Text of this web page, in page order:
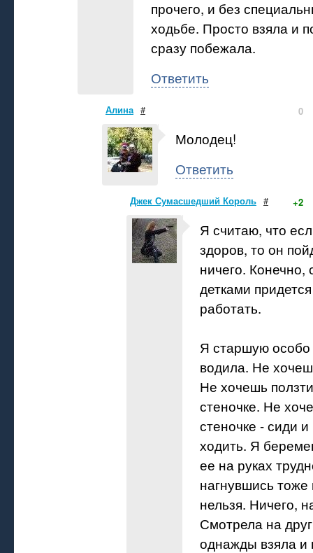
прочего, и без
ходьбе. Просто взяла и
сразу побежала.
Ответить
Алина # 0
Молодец!
Ответить
Джек Сумасшедший Король # +2
Я считаю, что
здоров, то он
ничего.
детками
работать.
Я старшую особо
водила. Не
Не хочешь
стеночке. Не
стеночке - сиди
ходить. Я
ее на руках
нагнувшись
нельзя. Ничего,
Смотрела на
однажды взяла и